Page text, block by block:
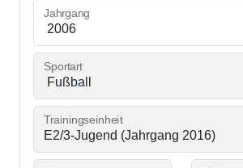
Jahrgang
Sportart
Trainingseinheit